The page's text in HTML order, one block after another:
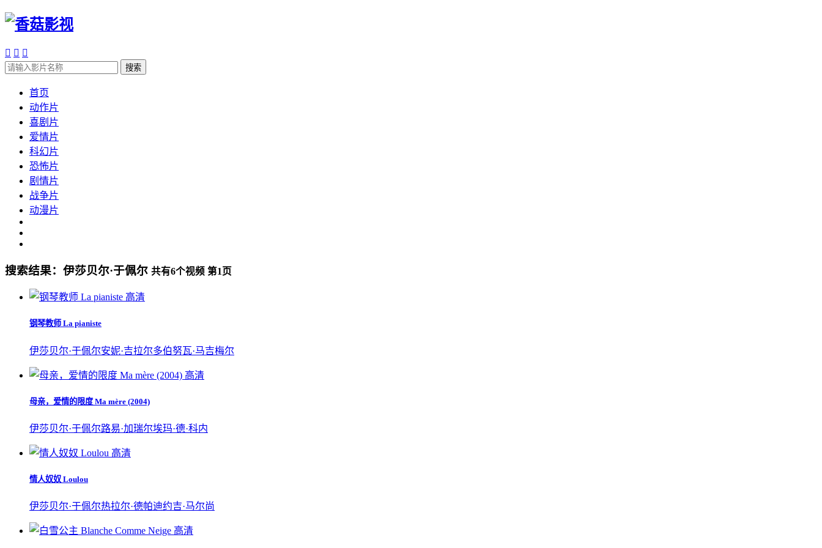
  
搜索
首页
动作片
喜剧片
爱情片
科幻片
恐怖片
剧情片
战争片
动漫片
搜索结果： 伊莎贝尔·于佩尔 共有6个视频 第1 页
高清
钢琴教师 La pianiste
伊莎贝尔·于佩尔安妮·吉拉尔多伯努瓦·马吉梅尔
高清
母亲，爱情的限度 Ma mère (2004)
伊莎贝尔·于佩尔路易·加瑞尔埃玛·德·科内
高清
情人奴奴 Loulou
伊莎贝尔·于佩尔热拉尔·德帕迪约吉·马尔尚
高清